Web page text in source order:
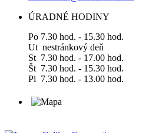
ÚRADNÉ HODINY
Po 7.30 hod. - 15.30 hod.
Ut nestránkový deň
St 7.30 hod. - 17.00 hod.
Št 7.30 hod. - 15.30 hod.
Pi 7.30 hod. - 13.00 hod.